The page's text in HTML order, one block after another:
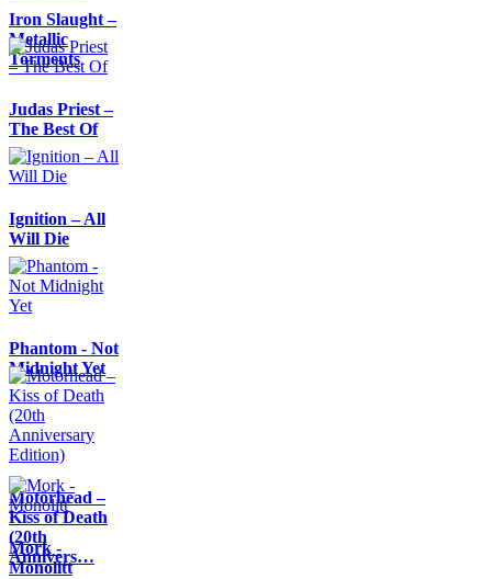
Iron Slaught –
Metallic
Torments
Judas Priest –
The Best Of
Ignition – All
Will Die
Phantom - Not
Midnight Yet
Motörhead –
Kiss of Death
(20th
Annivers…
Mork -
Monolitt